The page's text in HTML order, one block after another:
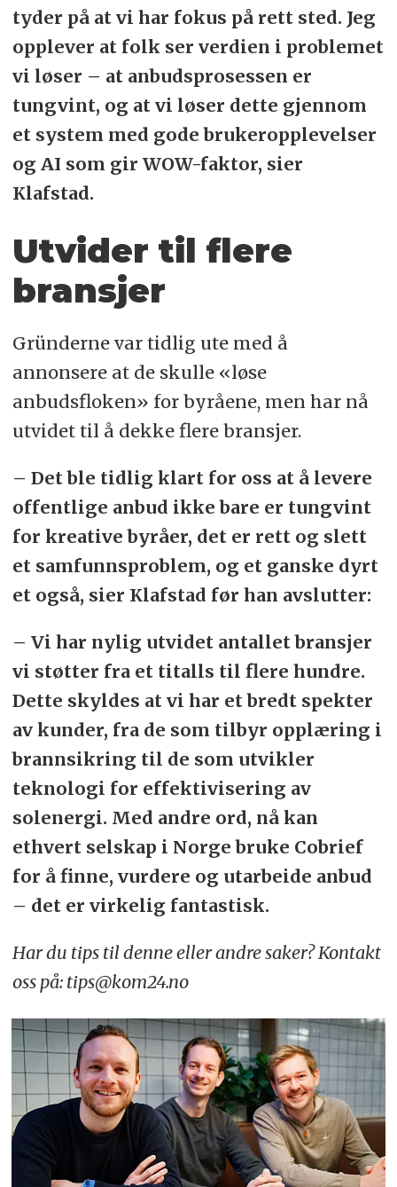
tyder på at vi har fokus på rett sted. Jeg
opplever at folk ser verdien i problemet
vi løser – at anbudsprosessen er
tungvint, og at vi løser dette gjennom
et system med gode brukeropplevelser
og AI som gir WOW-faktor, sier
Klafstad.
Utvider til flere
bransjer
Gründerne var tidlig ute med å
annonsere at de skulle «løse
anbudsfloken» for byråene, men har nå
utvidet til å dekke flere bransjer.
– Det ble tidlig klart for oss at å levere
offentlige anbud ikke bare er tungvint
for kreative byråer, det er rett og slett
et samfunnsproblem, og et ganske dyrt
et også, sier Klafstad før han avslutter:
– Vi har nylig utvidet antallet bransjer
vi støtter fra et titalls til flere hundre.
Dette skyldes at vi har et bredt spekter
av kunder, fra de som tilbyr opplæring i
brannsikring til de som utvikler
teknologi for effektivisering av
solenergi. Med andre ord, nå kan
ethvert selskap i Norge bruke Cobrief
for å finne, vurdere og utarbeide anbud
– det er virkelig fantastisk.
Har du tips til denne eller andre saker? Kontakt
oss på: tips@kom24.no